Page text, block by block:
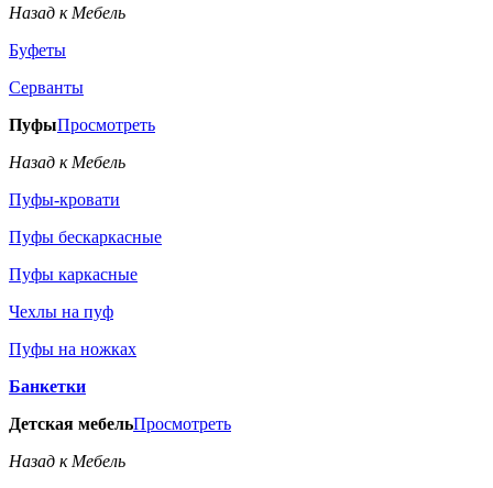
Назад к Мебель
Буфеты
Серванты
ПуфыПросмотреть
Назад к Мебель
Пуфы-кровати
Пуфы бескаркасные
Пуфы каркасные
Чехлы на пуф
Пуфы на ножках
Банкетки
Детская мебельПросмотреть
Назад к Мебель